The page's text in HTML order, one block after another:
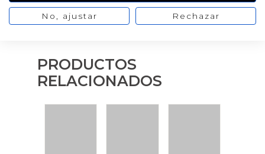
PRODUCTOS
RELACIONADOS
No, ajustar Rechazar